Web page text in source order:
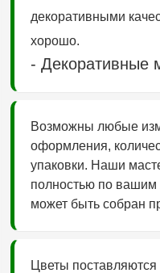
декоративными
хорошо.
- Декоративные
Возможны любые
оформления,
упаковки. Наши
полностью по вашим
может быть собран
Цветы поставляются